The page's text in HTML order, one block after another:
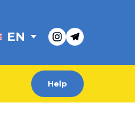
EN
Help